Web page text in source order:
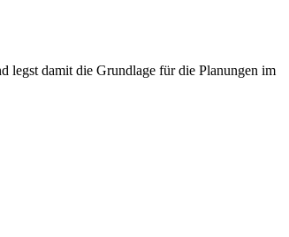
legst damit die Grundlage für die Planungen im